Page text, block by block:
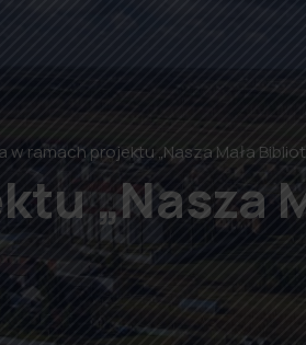
w ramach projektu „Nasza Mała
„Nasza